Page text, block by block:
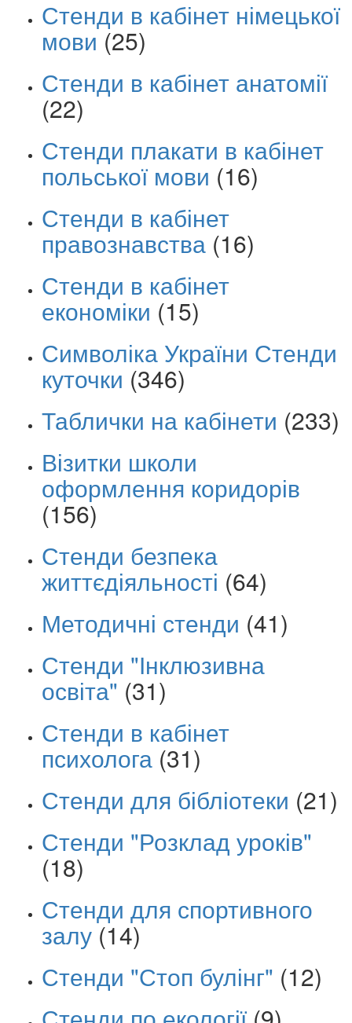
Стенди в кабінет німецької
мови (25)
Стенди в кабінет анатомії
(22)
Стенди плакати в кабінет
польської мови (16)
Стенди в кабінет
правознавства (16)
Стенди в кабінет
економіки (15)
Символіка України Стенди
куточки (346)
Таблички на кабінети (233)
Візитки школи
оформлення коридорів
(156)
Стенди безпека
життєдіяльності (64)
Методичні стенди (41)
Стенди "Інклюзивна
освіта" (31)
Стенди в кабінет
психолога (31)
Стенди для бібліотеки (21)
Стенди "Розклад уроків"
(18)
Стенди для спортивного
залу(14)
Стенди "Стоп булінг" (12)